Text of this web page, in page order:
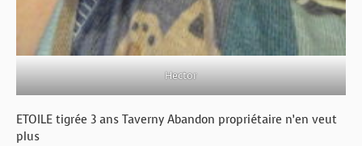
Hector
ETOILE tigrée 3 ans Taverny Abandon propriétaire n’en veut
plus